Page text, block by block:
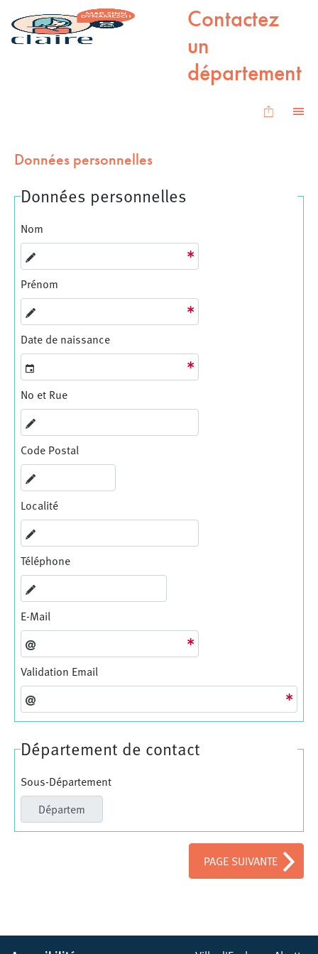
Aller au contenu principal
Aller aux liens de bas de page
Contactez
un
département
Données personnelles
Données personnelles
Nom
Prénom
Date de naissance
No et Rue
Code Postal
Localité
Téléphone
E-Mail
Validation Email
Département de contact
Sous-Département
PAGE SUIVANTE